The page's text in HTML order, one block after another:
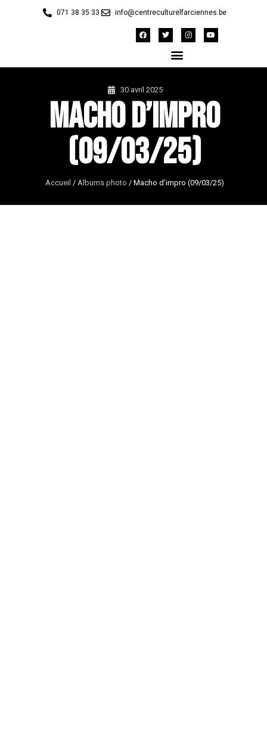
071 38 35 33 info@centreculturelfarciennes.be
30 avril 2025
Macho d’impro
(09/03/25)
Accueil /Albums photo /Macho d’impro (09/03/25)